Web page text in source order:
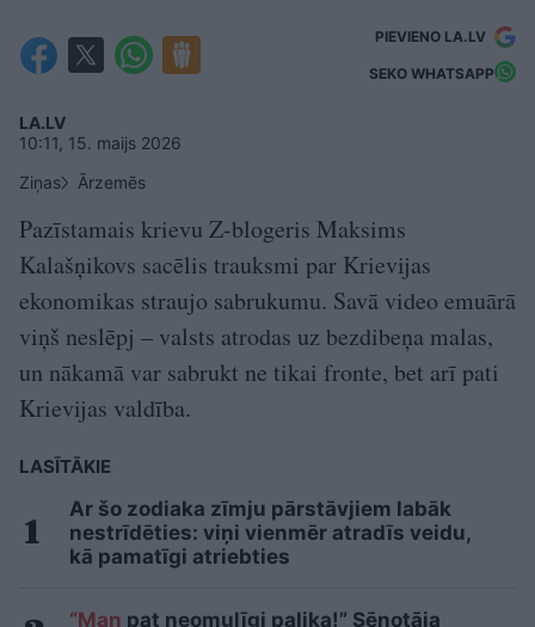
PIEVIENO LA.LV
SEKO WHATSAPP
LA.LV
10:11, 15. maijs 2026
Ziņas
Ārzemēs
Pazīstamais krievu Z-blogeris Maksims
Kalašņikovs sacēlis trauksmi par Krievijas
ekonomikas straujo sabrukumu. Savā video emuārā
viņš neslēpj – valsts atrodas uz bezdibeņa malas,
un nākamā var sabrukt ne tikai fronte, bet arī pati
Krievijas valdība.
LASĪTĀKIE
Ar šo zodiaka zīmju pārstāvjiem labāk
nestrīdēties: viņi vienmēr atradīs veidu,
kā pamatīgi atriebties
“Man pat neomulīgi palika!” Sēņotāja